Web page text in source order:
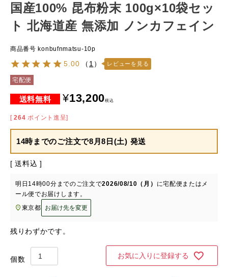
国産100% 昆布粉末 100g×10袋セッ
ト 北海道産 無添加 ノンカフェイン
商品番号 konbufnmatsu-10p
5.00 （ 1 ） レビューを見る
宅配便
¥13,200税込
[ 264 ポイント進呈]
14時までのご注文で8月8日(土) 発送
送料込
明日 14時00分 までのご注文で2026/08/10（月） に宅配便またはメ
ール便でお届けします。
東京都
お届け先を変更
残りわずかです。
お気に入りに登録する